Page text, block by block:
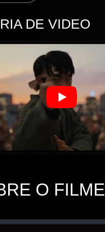
DE VIDEO
O FILME